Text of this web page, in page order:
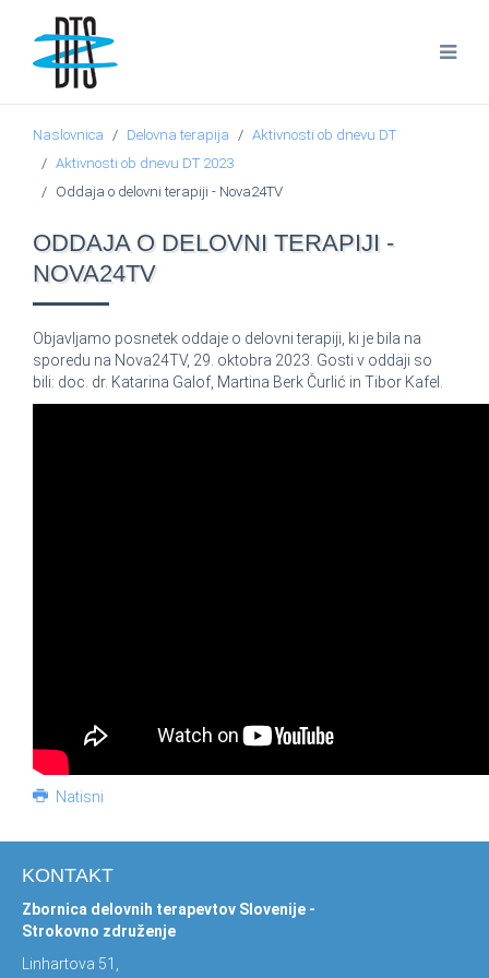
Naslovnica Delovna terapija
Aktivnosti ob dnevu DT
Aktivnosti ob dnevu DT 2023
Oddaja o delovni terapiji - Nova24TV
ODDAJA O DELOVNI TERAPIJI -
NOVA24TV
Objavljamo posnetek oddaje o delovni terapiji, ki je bila na
sporedu na Nova24TV, 29. oktobra 2023. Gosti v oddaji so
bili: doc. dr. Katarina Galof, Martina Berk Čurlić in Tibor Kafel.
Natisni
KONTAKT
Zbornica delovnih terapevtov Slovenije -
Strokovno združenje
Linhartova 51,